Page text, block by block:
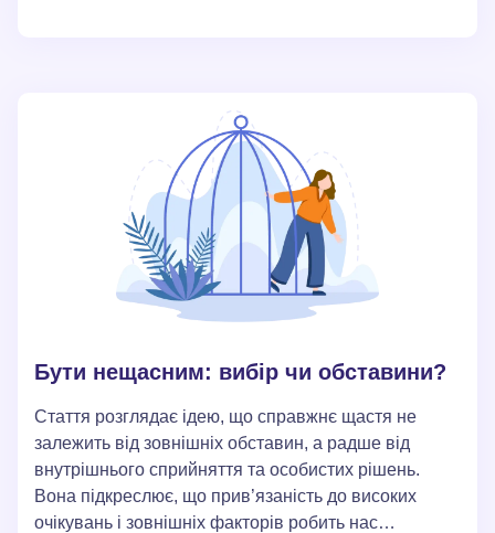
залежності від схвалення та розвитку стійкої
Бути нещасним: вибір чи обставини?
Стаття розглядає ідею, що справжнє щастя не
залежить від зовнішніх обставин, а радше від
внутрішнього сприйняття та особистих рішень.
Вона підкреслює, що прив’язаність до високих
очікувань і зовнішніх факторів робить нас